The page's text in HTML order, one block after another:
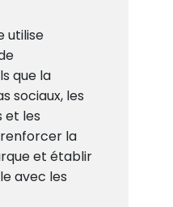
utilise
que la
sociaux, les
et les
la
et établir
avec les